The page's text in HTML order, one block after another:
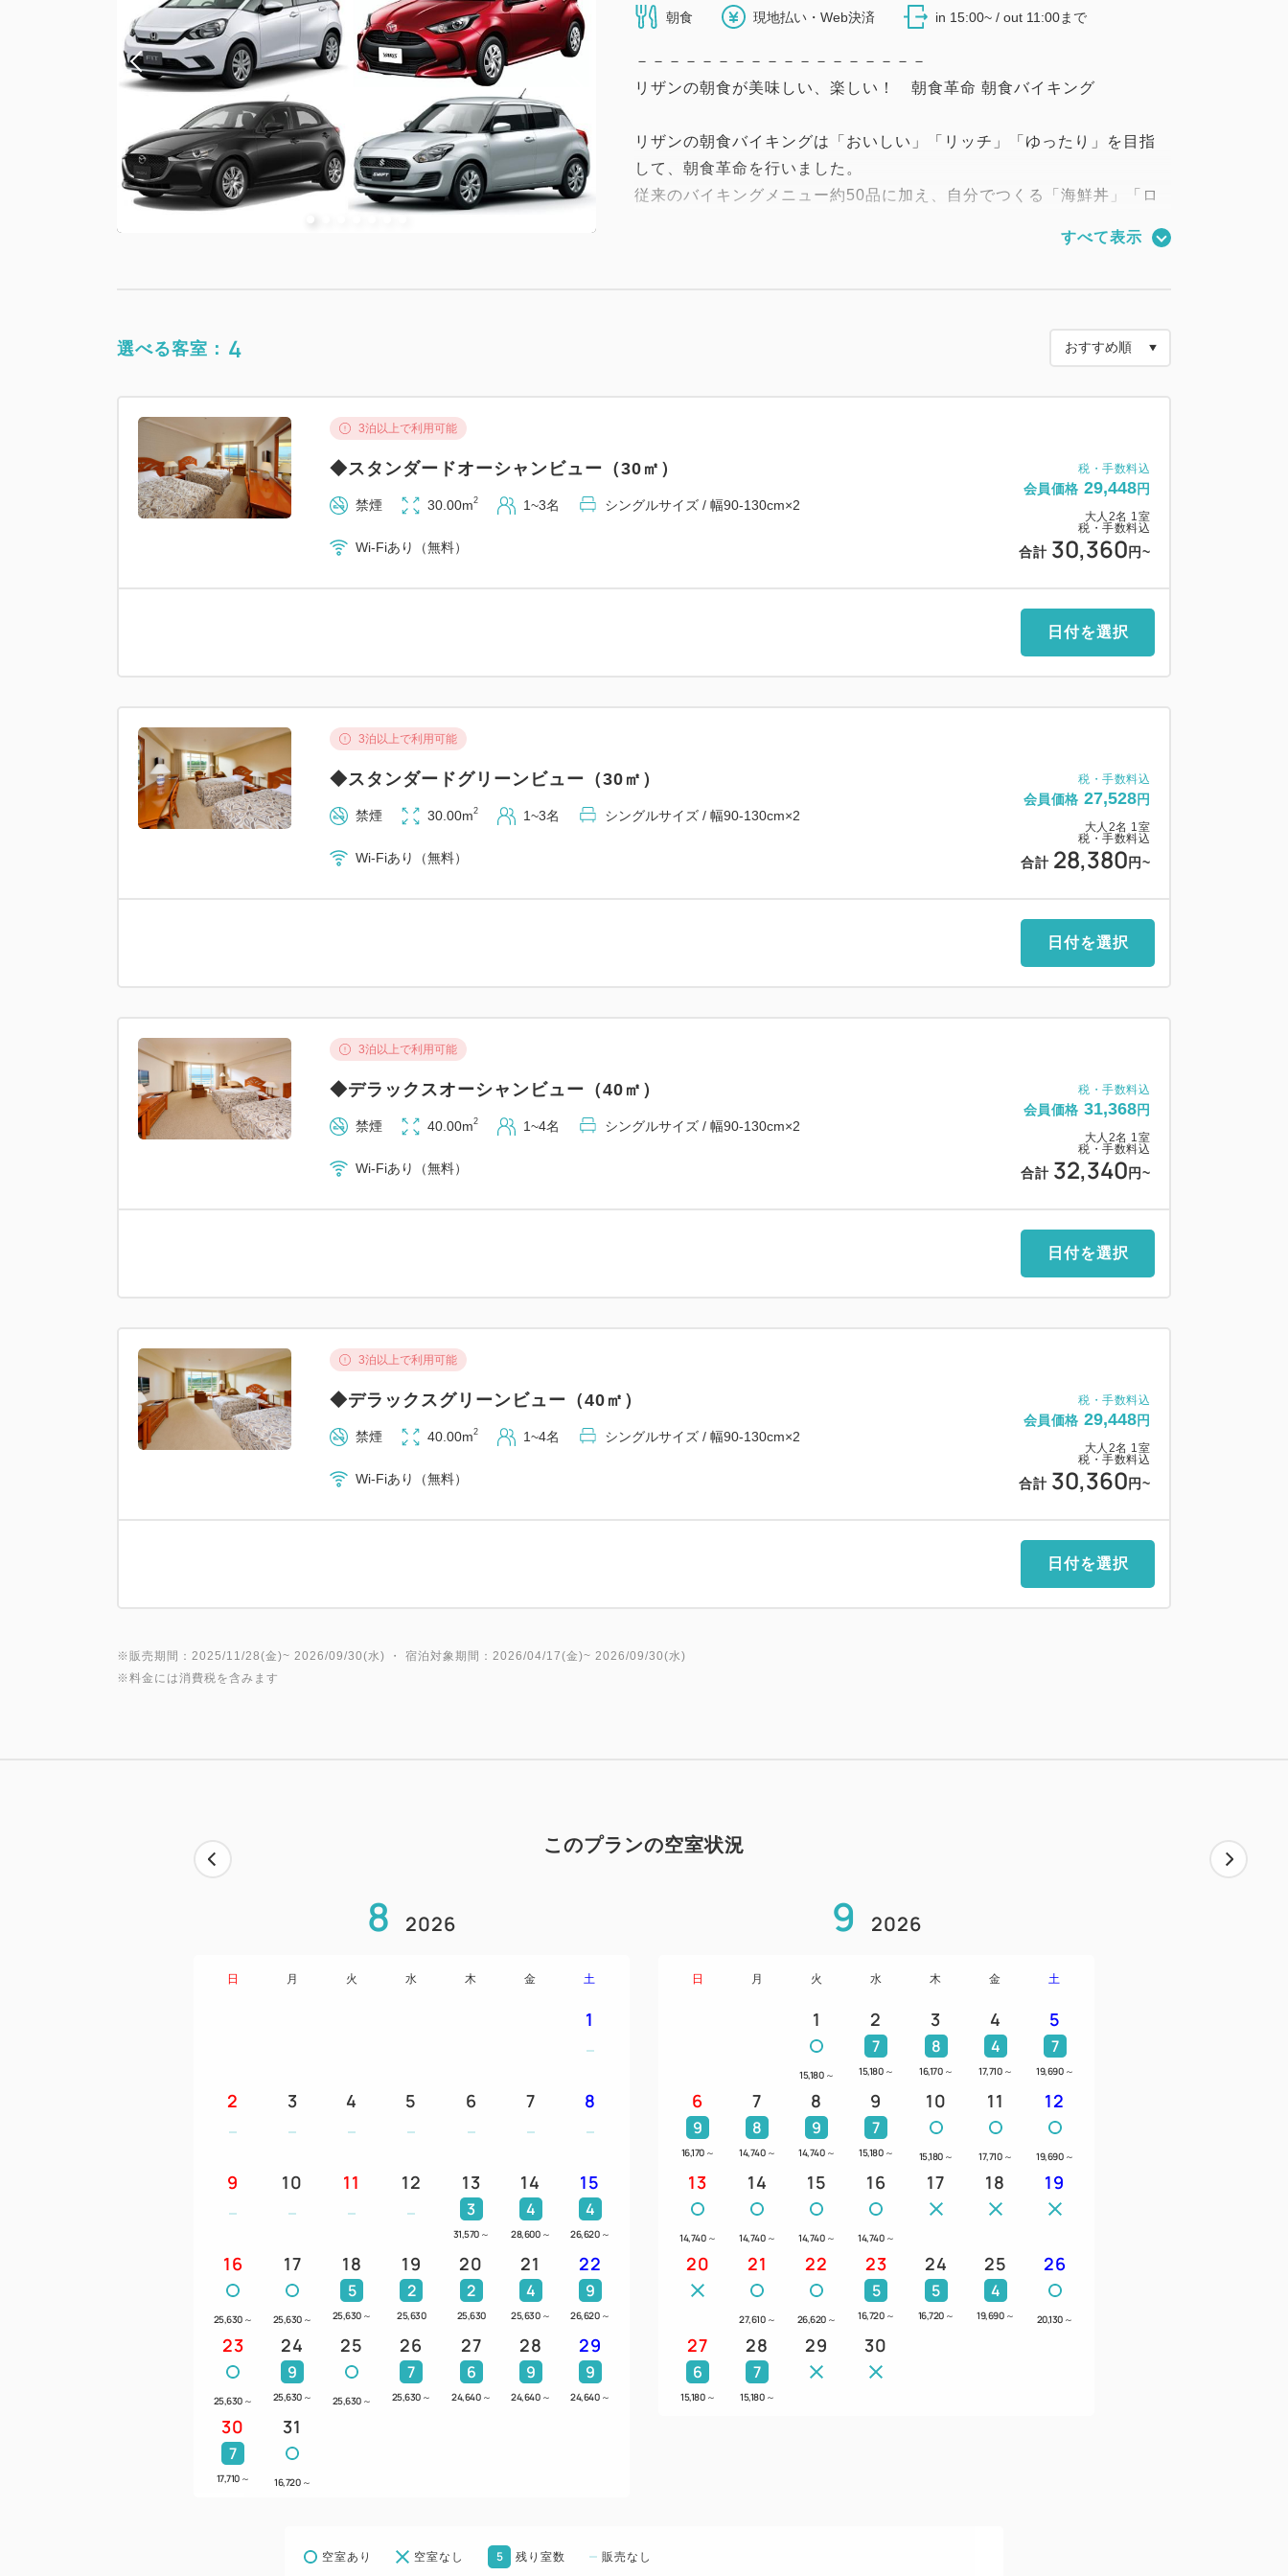
朝食 現地払い・Web決済 in 15:00~ / out 11:00まで
－－－－－－－－－－－－－－－－－－
リザンの朝食が美味しい、楽しい！ 朝食革命 朝食バイキング
リザンの朝食バイキングは「おいしい」「リッチ」「ゆったり」を目指
して、朝食革命を行いました。
従来のバイキングメニュー約50品に加え、自分でつくる「海鮮丼」「ロ
★表示料金は、レンタカー利用料金も含まれた金額です。
お部屋
★お部屋はゆったりサイズの「30㎡のスタンダードルーム」、よりワイ
ビュー側にあり、お好みやご予算にあわせてお選びいただけます。
★部屋タイプによりダブルベッドのお部屋もございますので、ご予約時
にお選びください。
★ご滞在中1回のご夕食は、和食／洋食・中華／バーベキューのレストラ
ンでのバイキング料理から、当日お好みでお選びいただけます。
幼児施設使用料
★3～5歳の幼児のご宿泊には、施設使用料としてお一人様一泊につき
2,200円（消費税込）を頂戴いたしております。
ご案内 ※予めご了承ください
★レンタカーご乗車人数は0歳の添い寝幼児から1名と数え、5名定員を超
☆お食事券、チケットはチェックイン時お渡しいたします。
☆レストランは貸切りやその他の事情により一般営業のできない日もご
☆当ホテルではお車でご来館の場合、駐車場料金を1泊/1台につき500円
事前予約不要。駐車場警備員へお声掛けくださいませ。
☆レンタカーは差額をいただくことによりクラスのアップグレードも可
能です。詳しくはお問い合わせください。
と『返却日、時間』をご記入ください。
ご予約時に未定の場合は後でご連絡いただくことも可能です。ただし、
ご宿泊の5日前までにご連絡いただけない場合、レンタカー利用はできま
航空便情報 記入例
●例1、6月3日 那覇着便 JAL101便 9時40分着 / 返却 那覇空港 4日14時
●例2、6月3日 那覇営業所 9時受取 / 返却 那覇空港 4日17時
◎レンタカーご利用に関する注意事項
★レンタカーご乗車人数は0歳の添い寝幼児から1名と数え、乗車定員(5
名様)を超えてのご利用はできません。
★オプションにて、ベビーシート、チャイルドシート、ジュニアシート
のお手配を承ります。
1台につき1,100円（税込）で事前予約制となります。
●例A、大人2名様、幼児3名様（ベビーシート×1、チャイルドシート×2）
すべて表示
選べる客室： 4
税・手数料込
会員価格 29,448円
大人 2名 1室
税・手数料込
合計 30,360 円~
3泊以上で利用可能
◆スタンダードオーシャンビュー（30㎡）
禁煙 30.00m2 1~3名 シングルサイズ / 幅90-130cm×2
Wi-Fiあり（無料）
日付を選択
税・手数料込
会員価格 27,528円
大人 2名 1室
税・手数料込
合計 28,380 円~
3泊以上で利用可能
◆スタンダードグリーンビュー（30㎡）
禁煙 30.00m2 1~3名 シングルサイズ / 幅90-130cm×2
Wi-Fiあり（無料）
日付を選択
税・手数料込
会員価格 31,368円
大人 2名 1室
税・手数料込
合計 32,340 円~
3泊以上で利用可能
◆デラックスオーシャンビュー（40㎡）
禁煙 40.00m2 1~4名 シングルサイズ / 幅90-130cm×2
Wi-Fiあり（無料）
日付を選択
税・手数料込
会員価格 29,448円
大人 2名 1室
税・手数料込
合計 30,360 円~
3泊以上で利用可能
◆デラックスグリーンビュー（40㎡）
禁煙 40.00m2 1~4名 シングルサイズ / 幅90-130cm×2
Wi-Fiあり（無料）
日付を選択
※販売期間：2025/11/28(金)~ 2026/09/30(水) ・ 宿泊対象期間：2026/04/17(金)~ 2026/09/30(水)
※料金には消費税を含みます
このプランの空室状況
8 2026
日 月 火 水 木 金 土
1
2 3 4 5 6 7 8
9 10 11 12 13
3
31,570 ～
14
4
28,600 ～
15
4
26,620 ～
16
25,630 ～
17
25,630 ～
18
5
25,630 ～
19
2
25,630
20
2
25,630
21
4
25,630 ～
22
9
26,620 ～
23
25,630 ～
24
9
25,630 ～
25
25,630 ～
26
7
25,630 ～
27
6
24,640 ～
28
9
24,640 ～
29
9
24,640 ～
30
7
17,710 ～
31
16,720 ～
9 2026
日 月 火 水 木 金 土
1
15,180 ～
2
7
15,180 ～
3
8
16,170 ～
4
4
17,710 ～
5
7
19,690 ～
6
9
16,170 ～
7
8
14,740 ～
8
9
14,740 ～
9
7
15,180 ～
10
15,180 ～
11
17,710 ～
12
19,690 ～
13
14,740 ～
14
14,740 ～
15
14,740 ～
16
14,740 ～
17 18 19
20 21
27,610 ～
22
26,620 ～
23
5
16,720 ～
24
5
16,720 ～
25
4
19,690 ～
26
20,130 ～
27
6
15,180 ～
28
7
15,180 ～
29 30
空室あり 空室なし 5 残り室数 販売なし